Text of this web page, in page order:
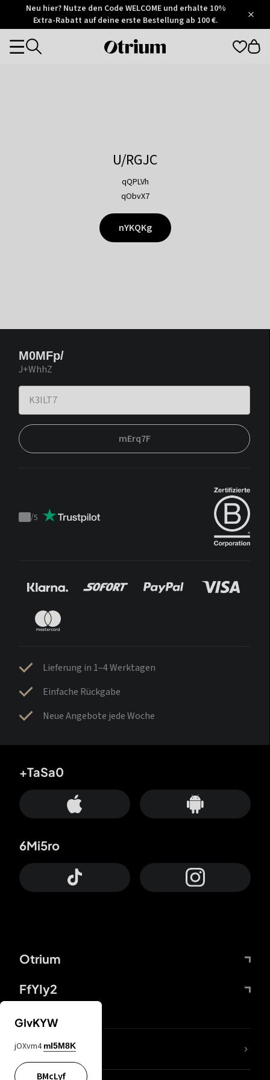
Otrium
Trustpilot
Neu hier? Nutze den Code WELCOME und erhalte 10%
Extra-Rabatt auf deine erste Bestellung ab 100 €.
Otrium
Categories
U/RGJC
qQPLVh
qObvX7
nYKQKg
M0MFp/
J+WhhZ
mErq7F
Trustpilot
/5
Lieferung in 1–4 Werktagen
Einfache Rückgabe
Neue Angebote jede Woche
Otrium
FfYIy2
+TaSa0
6Mi5ro
DDcvSo
GIvKYW
jOXvm4 mI5M8K
BMcLyf